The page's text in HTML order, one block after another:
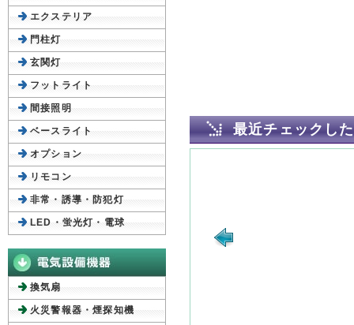
最近チェックし
エクステリア
門柱灯
玄関灯
フットライト
間接照明
ベースライト
オプション
リモコン
非常・誘導・防犯灯
LED・蛍光灯・電球
換気扇
火災警報器・煙探知機